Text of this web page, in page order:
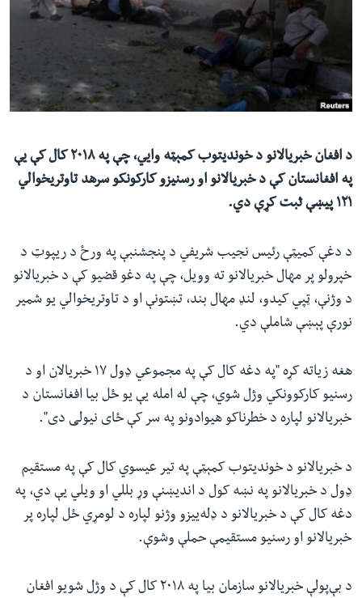
ځای
لاړ
له مونږ سره په تماس کې پاتې شئ
ژبې
د افغان خبریالانو د خوندیتوب کمېټه وايي، چې په ۲۰۱۸ کال کې یې
په افغانستان کې د خبریالانو او رسنیزو کارکونکو سرهد تاوتریخوالي
۱۲۱ پیښې ثبت کړې دي.
د دغې کمیټې رئیس نجیب شریفي د پنجشنبې په ورځ د ریپوټ د
خپرولو پر مهال خبریالانو ته وویل، چې په دغو قضیو کې د خبریالانو
د وژنې، ټپي کیدو، لنډ مهال بند، تښتونې او د تاوتریخوالي یو شمیر
نورې پېښې شاملې دي.
هغه زیاته کړه "په دغه کال کې په مجموعي ډول ۱۷ خبریالان او د
رسنیو کارکوونکي وژل شوي، چې له امله یې یو ځل بیا افغانستان د
خبریالانو لپاره د خطرناکو هیوادونو په سر کې ځای نیولی دی".
د خبریالانو د خوندیتوب کمېټې په تیر عیسوي کال کې په مستقیم
ډول د خبریالانو په نښه کول د اندیښنې وړ بللي او ویلي یې دي، په
دغه کال کې د خبریالانو د ډله‌ييزو وژنو لپاره د لومړي ځل لپاره پر
خبریالانو او رسنیو مستقیمې حملې وشوې.
د بې‌پولې خبریالانو سازمان بیا په ۲۰۱۸ کال کې د وژل شویو افغان